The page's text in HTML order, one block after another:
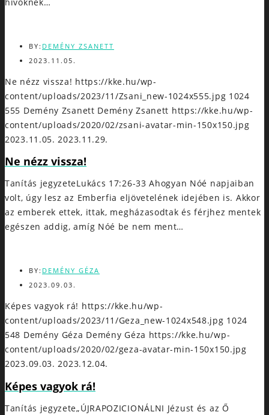
BY: DEMÉNY ZSANETT
2023.11.05.
Ne nézz vissza! https://kke.hu/wp-
content/uploads/2023/11/Zsani_new-1024x555.jpg 1024
555 Demény Zsanett Demény Zsanett https://kke.hu/wp-
content/uploads/2020/02/zsani-avatar-min-150x150.jpg
2023.11.05. 2023.11.29.
Ne nézz vissza!
Tanítás jegyzeteLukács 17:26-33 Ahogyan Nóé napjaiban
volt, úgy lesz az Emberfia eljövetelének idejében is. Akkor
az emberek ettek, ittak, megházasodtak és férjhez mentek
egészen addig, amíg Nóé be nem ment…
BY: DEMÉNY GÉZA
2023.09.03.
Képes vagyok rá! https://kke.hu/wp-
content/uploads/2023/11/Geza_new-1024x548.jpg 1024
548 Demény Géza Demény Géza https://kke.hu/wp-
content/uploads/2020/02/geza-avatar-min-150x150.jpg
2023.09.03. 2023.12.04.
Képes vagyok rá!
Tanítás jegyzete„ÚJRAPOZICIONÁLNI Jézust és az Ő